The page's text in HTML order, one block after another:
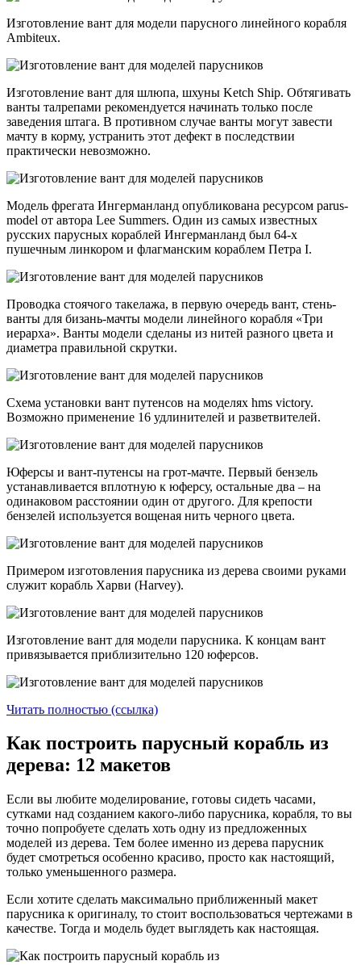
Изготовление вант для модели парусного линейного корабля
Ambiteux.
Изготовление вант для шлюпа, шхуны Ketch Ship. Обтягивать
ванты талрепами рекомендуется начинать только после
заведения штага. В противном случае ванты могут завести
мачту в корму, устранить этот дефект в последствии
практически невозможно.
Модель фрегата Ингерманланд опубликована ресурсом parus-
model от автора Lee Summers. Один из самых известных
русских парусных кораблей Ингерманланд был 64-х
пушечным линкором и флагманским кораблем Петра I.
Проводка стоячого такелажа, в первую очередь вант, стень-
ванты для бизань-мачты модели линейного корабля «Три
иерарха». Ванты модели сделаны из нитей разного цвета и
диаметра правильной скрутки.
Схема установки вант путенсов на моделях hms victory.
Возможно применение 16 удлинителей и разветвителей.
Юферсы и вант-путенсы на грот-мачте. Первый бензель
устанавливается вплотную к юферсу, остальные два – на
одинаковом расстоянии один от другого. Для крепости
бензелей используется вощеная нить черного цвета.
Примером изготовления парусника из дерева своими руками
служит корабль Харви (Harvey).
Изготовление вант для модели парусника. К концам вант
привязывается приблизительно 120 юферсов.
Читать полностью (ссылка)
Как построить парусный корабль из
дерева: 12 макетов
Если вы любите моделирование, готовы сидеть часами,
сутками над созданием какого-либо парусника, корабля, то вы
точно попробуете сделать хоть одну из предложенных
моделей из дерева. Тем более именно из дерева парусник
будет смотреться особенно красиво, просто как настоящий,
только уменьшенного размера.
Если хотите сделать максимально приближенный макет
парусника к оригиналу, то стоит воспользоваться чертежами в
качестве. Тогда и модель будет выглядеть как настоящая.